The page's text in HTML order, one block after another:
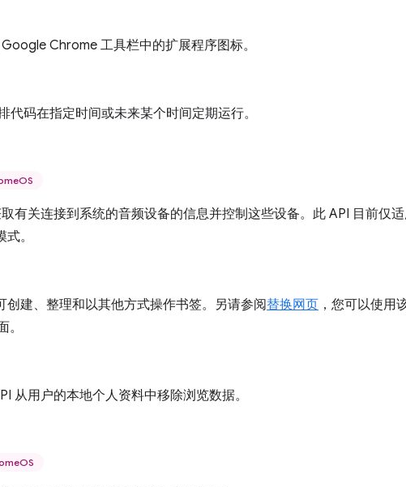
Chrome 工具栏中的扩展程序图标。
代码在指定时间或未来某个时间定期运行。
有关连接到系统的音频设备的信息并控制这些设备。此 API 目前仅
。
创建、整理和以其他方式操作书签。另请参阅替换网页 ，您可以使用
从用户的本地个人资料中移除浏览数据。